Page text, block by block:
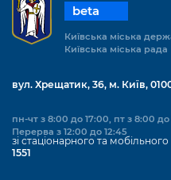
beta
Київська міська
Київська міська рада
вул. Хрещатик, 36, м. Київ,
пн-чт з 8:00 до 17:00, пт з 8:00 до
Перерва з 12:00 до 12:45
зі стаціонарного та мобільного
1551